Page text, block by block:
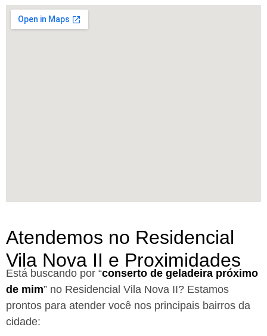
Atendemos no Residencial
Vila Nova II e Proximidades
Está buscando por “conserto de geladeira próximo
de mim” no Residencial Vila Nova II? Estamos
prontos para atender você nos principais bairros da
cidade: